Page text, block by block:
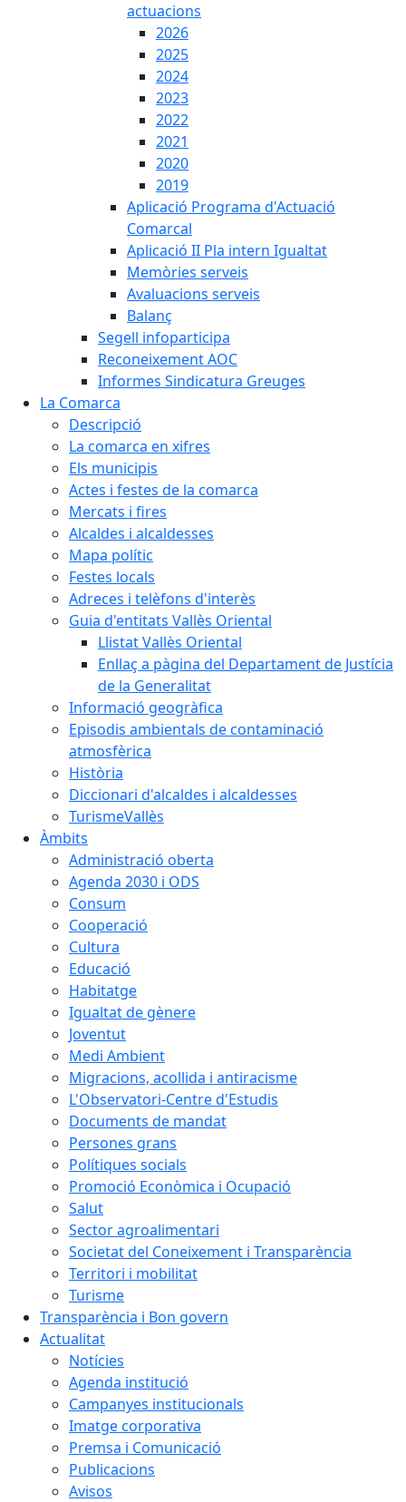
actuacions
2026
2025
2024
2023
2022
2021
2020
2019
Aplicació Programa d'Actuació
Comarcal
Aplicació II Pla intern Igualtat
Memòries serveis
Avaluacions serveis
Balanç
Segell infoparticipa
Reconeixement AOC
Informes Sindicatura Greuges
La Comarca
Descripció
La comarca en xifres
Els municipis
Actes i festes de la comarca
Mercats i fires
Alcaldes i alcaldesses
Mapa polític
Festes locals
Adreces i telèfons d'interès
Guia d'entitats Vallès Oriental
Llistat Vallès Oriental
Enllaç a pàgina del Departament de Justícia
de la Generalitat
Informació geogràfica
Episodis ambientals de contaminació
atmosfèrica
Història
Diccionari d'alcaldes i alcaldesses
TurismeVallès
Àmbits
Administració oberta
Agenda 2030 i ODS
Consum
Cooperació
Cultura
Educació
Habitatge
Igualtat de gènere
Joventut
Medi Ambient
Migracions, acollida i antiracisme
L'Observatori-Centre d'Estudis
Documents de mandat
Persones grans
Polítiques socials
Promoció Econòmica i Ocupació
Salut
Sector agroalimentari
Societat del Coneixement i Transparència
Territori i mobilitat
Turisme
Transparència i Bon govern
Actualitat
Notícies
Agenda institució
Campanyes institucionals
Imatge corporativa
Premsa i Comunicació
Publicacions
Avisos